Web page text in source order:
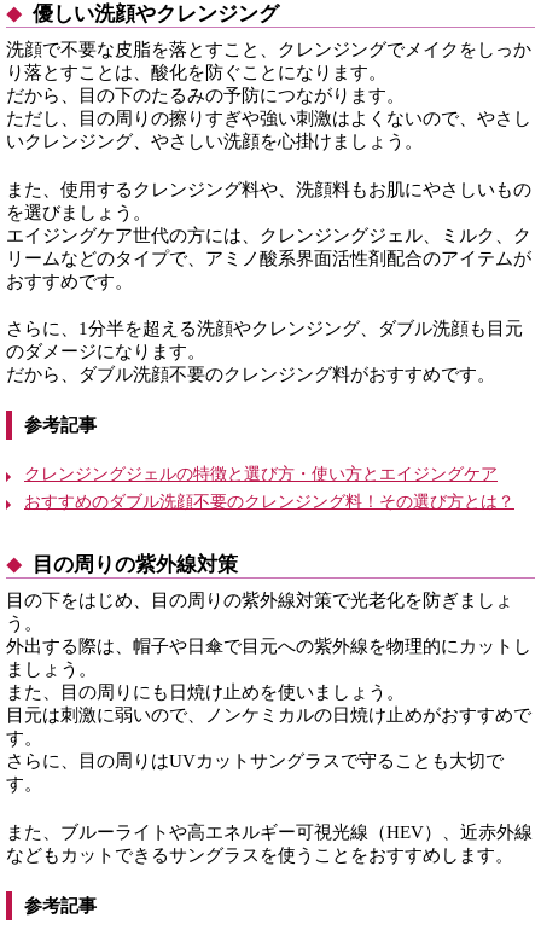
優しい洗顔やクレンジング
洗顔で不要な皮脂を落とすこと、クレンジングでメイクをしっか
り落とすことは、酸化を防ぐことになります。
だから、目の下のたるみの予防につながります。
ただし、目の周りの擦りすぎや強い刺激はよくないので、やさし
いクレンジング、やさしい洗顔を心掛けましょう。
また、使用するクレンジング料や、洗顔料もお肌にやさしいもの
を選びましょう。
エイジングケア世代の方には、クレンジングジェル、ミルク、ク
リームなどのタイプで、アミノ酸系界面活性剤配合のアイテムが
おすすめです。
さらに、1分半を超える洗顔やクレンジング、ダブル洗顔も目元
のダメージになります。
だから、ダブル洗顔不要のクレンジング料がおすすめです。
参考記事
クレンジングジェルの特徴と選び方・使い方とエイジングケア
おすすめのダブル洗顔不要のクレンジング料！その選び方とは？
目の周りの紫外線対策
目の下をはじめ、目の周りの紫外線対策で光老化を防ぎましょ
う。
外出する際は、帽子や日傘で目元への紫外線を物理的にカットし
ましょう。
また、目の周りにも日焼け止めを使いましょう。
目元は刺激に弱いので、ノンケミカルの日焼け止めがおすすめで
す。
さらに、目の周りはUVカットサングラスで守ることも大切で
す。
また、ブルーライトや高エネルギー可視光線（HEV）、近赤外線
などもカットできるサングラスを使うことをおすすめします。
参考記事